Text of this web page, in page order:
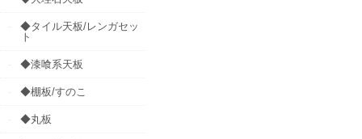
◆タイル天板/レンガセッ
ト
◆漆喰系天板
◆棚板/すのこ
◆丸板